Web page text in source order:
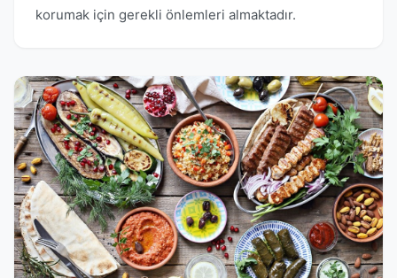
korumak için gerekli önlemleri almaktadır.